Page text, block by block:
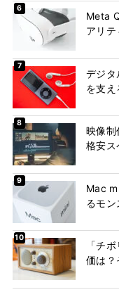
Meta
アリテ
デジタ
を支
映像制
格安ス
Mac
るモン
「チ
価は？